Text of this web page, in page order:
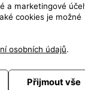
a marketingové
cookies je možné
osobních údajů.
Přijmout vše